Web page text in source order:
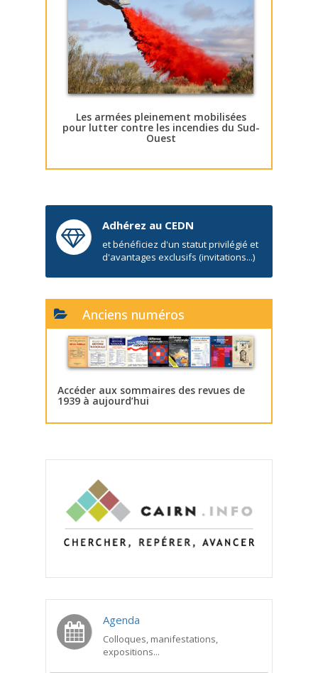
Les armées pleinement mobilisées
pour lutter contre les incendies du Sud-
Ouest
Adhérez au CEDN
et bénéficiez d'un statut privilégié et
d'avantages exclusifs (invitations...)
Anciens numéros
Accéder aux sommaires des revues de
1939 à aujourd’hui
Agenda
Colloques, manifestations,
expositions...